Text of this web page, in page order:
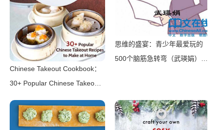
Chinese Takeout Cookbook：
30+ Popular Chinese Takeout
Home（UNKNOWN 2016）
思维的盛宴：青少年最爱玩的
500个脑筋急转弯（武瑛娟）